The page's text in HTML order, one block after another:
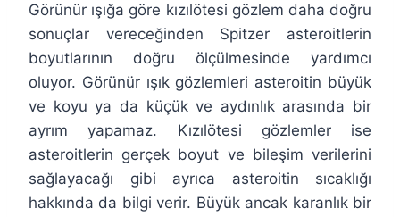
Görünür ışığa göre kızılötesi gözlem daha doğru
sonuçlar vereceğinden Spitzer asteroitlerin
boyutlarının doğru ölçülmesinde yardımcı
oluyor. Görünür ışık gözlemleri asteroitin büyük
ve koyu ya da küçük ve aydınlık arasında bir
ayrım yapamaz. Kızılötesi gözlemler ise
asteroitlerin gerçek boyut ve bileşim verilerini
sağlayacağı gibi ayrıca asteroitin sıcaklığı
hakkında da bilgi verir. Büyük ancak karanlık bir